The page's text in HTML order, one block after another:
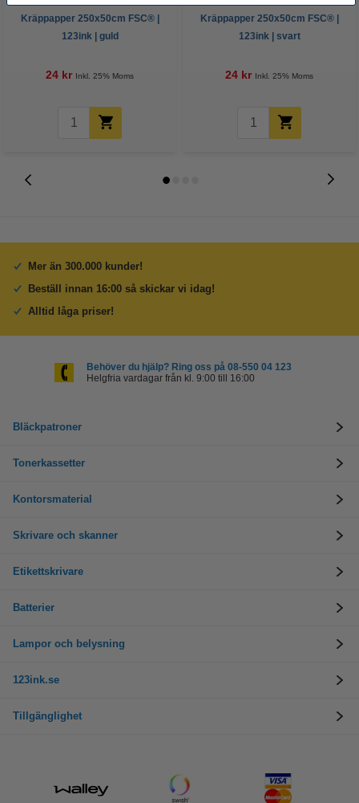
Kräppapper 250x50cm FSC® |
123ink | guld
24 kr Inkl. 25% Moms
Kräppapper 250x50cm FSC® |
123ink | svart
24 kr Inkl. 25% Moms
Mer än 300.000 kunder!
Beställ innan 16:00 så skickar vi idag!
Alltid låga priser!
Behöver du hjälp? Ring oss på 08-550 04 123
Helgfria vardagar från kl. 9:00 till 16:00
Bläckpatroner
Tonerkassetter
Kontorsmaterial
Skrivare och skanner
Etikettskrivare
Batterier
Lampor och belysning
123ink.se
Tillgänglighet